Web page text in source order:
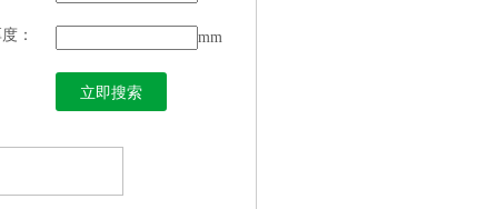
： mm